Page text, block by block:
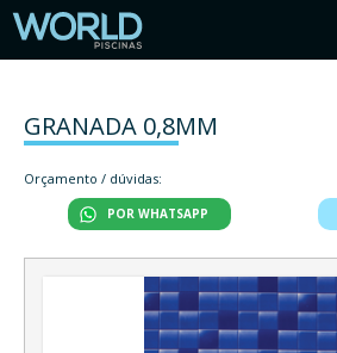
GRANADA 0,8MM
Orçamento / dúvidas:
POR WHATSAPP